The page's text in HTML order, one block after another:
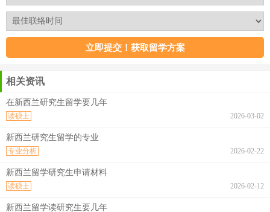
相关资讯
在新西兰研究生留学要几年
2026-03-02
读硕士
新西兰研究生留学的专业
2026-02-22
专业分析
新西兰留学研究生申请材料
2026-02-12
读硕士
新西兰留学读研究生要几年